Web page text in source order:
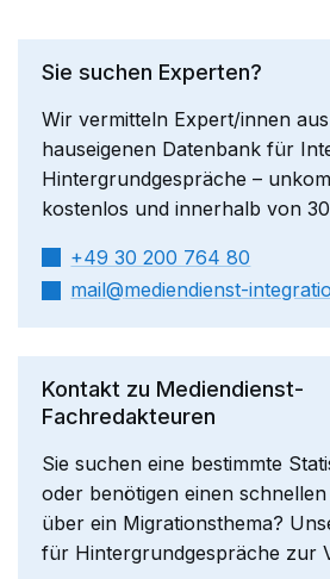
Sie suchen Experten?
Wir vermitteln Expert/innen
hauseigenen Datenbank für
Hintergrundgespräche –
kostenlos und innerhalb von
+49 30 200 764 80
mail​
mediendienst-
Kontakt zu Mediendienst-
Fachredakteuren
Sie suchen eine bestimmte
oder benötigen einen
über ein Migrationsthema?
für Hintergrundgespräche zur